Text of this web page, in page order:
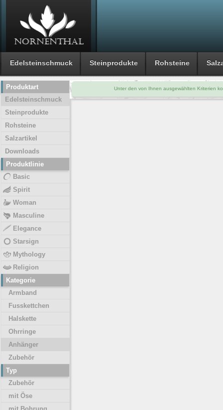
Edelsteinschmuck Steinprodukte Rohsteine
Unter den von Ihnen ausgewählten Kriterien
Produktart
Edelsteinschmuck
Steinprodukte
Rohsteine
Salzartikel
Downloads
Produktlinie
Basic
Spirit
Woman
Masculine
Elegance
Starsign
Mythology
Religion
Kategorie
Armband
Fusskettchen
Halskette
Ohrringe
Anhänger
Zubehör
Typ
Zubehör
mit Öse